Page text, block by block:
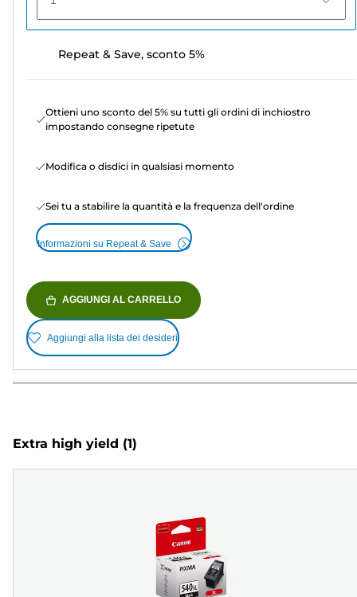
Repeat & Save, sconto 5%
Ottieni uno sconto del 5% su tutti gli ordini di inchiostro
impostando consegne ripetute
Modifica o disdici in qualsiasi momento
Sei tu a stabilire la quantità e la frequenza dell'ordine
Informazioni su Repeat & Save
AGGIUNGI AL CARRELLO
Aggiungi alla lista dei desideri
Extra high yield (1)